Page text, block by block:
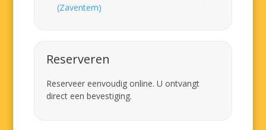
(Zaventem)
Reserveren
Reserveer eenvoudig online. U ontvangt
direct een bevestiging.